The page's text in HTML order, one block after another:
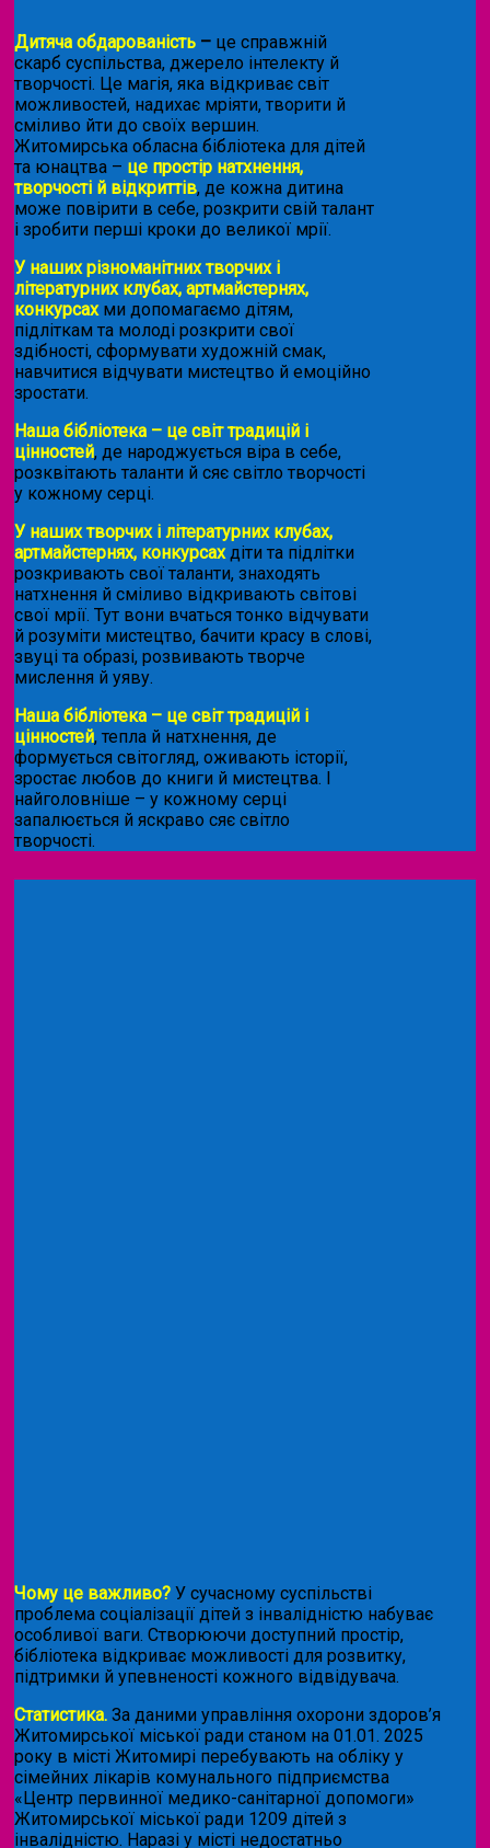
Дитяча обдарованість – це справжній
скарб суспільства, джерело інтелекту й
творчості. Це магія, яка відкриває світ
можливостей, надихає мріяти, творити й
сміливо йти до своїх вершин.
Житомирська обласна бібліотека для дітей
та юнацтва – це простір натхнення,
творчості й відкриттів, де кожна дитина
може повірити в себе, розкрити свій талант
і зробити перші кроки до великої мрії.
У наших різноманітних творчих і
літературних клубах, артмайстернях,
конкурсахми допомагаємо дітям,
підліткам та молоді розкрити свої
здібності, сформувати художній смак,
навчитися відчувати мистецтво й емоційно
зростати.
Наша бібліотека – це світ традицій і
цінностей, де народжується віра в себе,
розквітають таланти й сяє світло творчості
у кожному серці.
У наших творчих і літературних клубах,
артмайстернях, конкурсахдіти та підлітки
розкривають свої таланти, знаходять
натхнення й сміливо відкривають світові
свої мрії. Тут вони вчаться тонко відчувати
й розуміти мистецтво, бачити красу в слові,
звуці та образі, розвивають творче
мислення й уяву.
Наша бібліотека – це світ традицій і
цінностей, тепла й натхнення, де
формується світогляд, оживають історії,
зростає любов до книги й мистецтва. І
найголовніше – у кожному серці
запалюється й яскраво сяє світло
творчості.
Чому це важливо? У сучасному суспільстві
проблема соціалізації дітей з інвалідністю набуває
особливої ваги. Створюючи доступний простір,
бібліотека відкриває можливості для розвитку,
підтримки й упевненості кожного відвідувача.
Статистика. За даними управління охорони здоров’я
Житомирської міської ради станом на 01.01. 2025
року в місті Житомирі перебувають на обліку у
сімейних лікарів комунального підприємства
«Центр первинної медико-санітарної допомоги»
Житомирської міської ради 1209 дітей з
інвалідністю. Наразі у місті недостатньо